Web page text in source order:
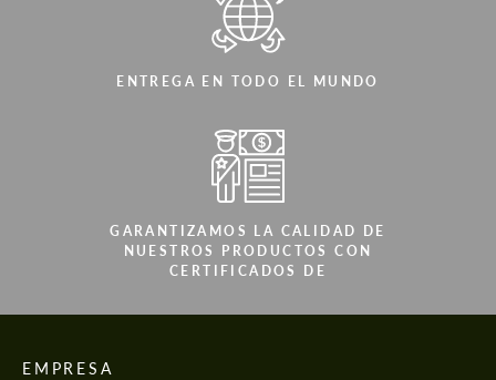
ENTREGA EN TODO EL MUNDO
GARANTIZAMOS LA CALIDAD DE
NUESTROS PRODUCTOS CON
CERTIFICADOS DE
EMPRESA